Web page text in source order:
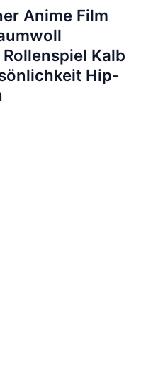
Anime Film
Kalb
Hip-